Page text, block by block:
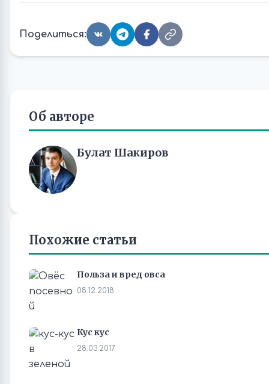
Поделиться:
Об авторе
Булат Шакиров
Похожие статьи
Польза и вред овса
08.12.2018
Кус кус
28.03.2017